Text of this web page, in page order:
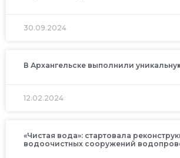
30.09.2024
В Архангельске выполнили
12.02.2024
«Чистая вода»: стартовала
водоочистных сооружений